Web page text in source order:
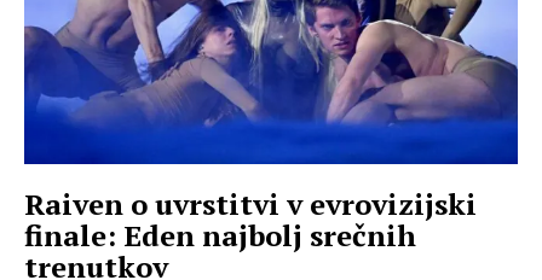
Raiven o uvrstitvi v evrovizijski
finale: Eden najbolj srečnih
trenutkov